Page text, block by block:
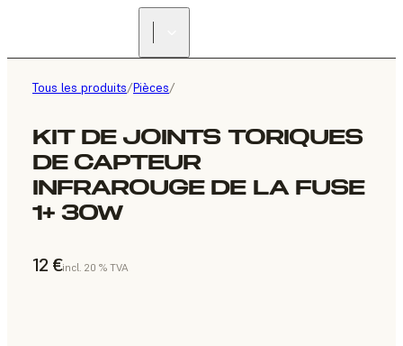
Tous les produits/Pièces/
KIT DE JOINTS TORIQUES
DE CAPTEUR
INFRAROUGE DE LA FUSE
1+ 30W
12 €incl. 20 % TVA